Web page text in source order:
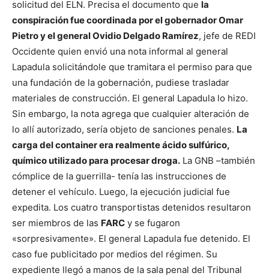
solicitud del ELN. Precisa el documento que la
conspiración fue coordinada por el gobernador Omar
Pietro y el general Ovidio Delgado Ramírez, jefe de REDI
Occidente quien envió una nota informal al general
Lapadula solicitándole que tramitara el permiso para que
una fundación de la gobernación, pudiese trasladar
materiales de construcción. El general Lapadula lo hizo.
Sin embargo, la nota agrega que cualquier alteración de
lo allí autorizado, sería objeto de sanciones penales. La
carga del container era realmente ácido sulfúrico,
químico utilizado para procesar droga. La GNB –también
cómplice de la guerrilla- tenía las instrucciones de
detener el vehículo. Luego, la ejecución judicial fue
expedita. Los cuatro transportistas detenidos resultaron
ser miembros de las FARC y se fugaron
«sorpresivamente». El general Lapadula fue detenido. El
caso fue publicitado por medios del régimen. Su
expediente llegó a manos de la sala penal del Tribunal